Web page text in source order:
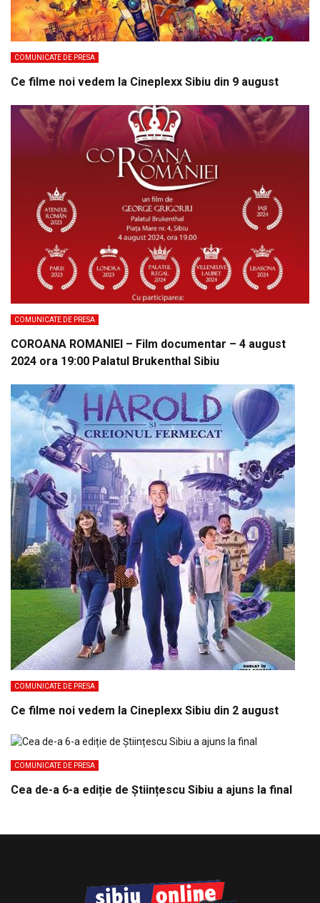
COMUNICATE DE PRESA
Ce filme noi vedem la Cineplexx Sibiu din 9 august
COMUNICATE DE PRESA
COROANA ROMANIEI – Film documentar – 4 august
2024 ora 19:00 Palatul Brukenthal Sibiu
COMUNICATE DE PRESA
Ce filme noi vedem la Cineplexx Sibiu din 2 august
COMUNICATE DE PRESA
Cea de-a 6-a ediție de Științescu Sibiu a ajuns la final